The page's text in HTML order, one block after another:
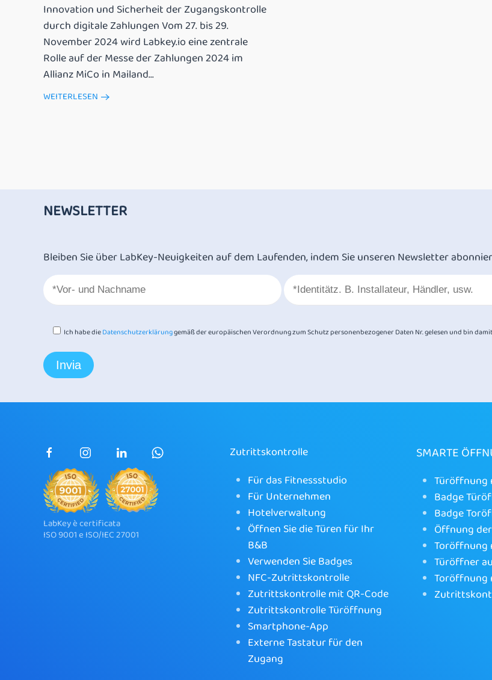
Innovation und Sicherheit der Zugangskontrolle
durch digitale Zahlungen Vom 27. bis 29.
November 2024 wird Labkey.io eine zentrale
Rolle auf der Messe der Zahlungen 2024 im
Allianz MiCo in Mailand...
WEITERLESEN
NEWSLETTER
Bleiben Sie über LabKey-Neuigkeiten auf dem Laufenden, indem Sie unseren Newsletter
Ich habe dieDatenschutzerklärunggemäß der europäischen Verordnung zum Schutz personenbezogener Daten Nr. gelesen und bin
LabKey è certificata
ISO 9001 e ISO/IEC 27001
Zutrittskontrolle
Für das Fitnessstudio
Für Unternehmen
Hotelverwaltung
Öffnen Sie die Türen für Ihr
B&B
Verwenden Sie Badges
NFC-Zutrittskontrolle
Zutrittskontrolle mit QR-Code
Zutrittskontrolle Türöffnung
Smartphone-App
Externe Tastatur für den
Zugang
SMARTE
Türöffnung
Badge
Badge
Öffnung
Toröffnung
Türöffner
Toröffnung